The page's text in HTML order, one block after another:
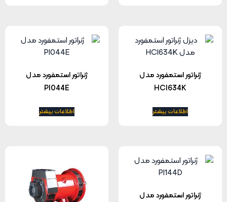
ژنراتور استمفورد مدل
HCI634K
اطلاعات بیشتر
ژنراتور استمفورد مدل
PI044E
اطلاعات بیشتر
ژنراتور استمفورد مدل